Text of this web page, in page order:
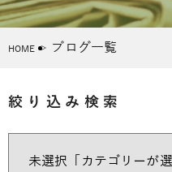
HOME ブログ一覧
絞り込み検索